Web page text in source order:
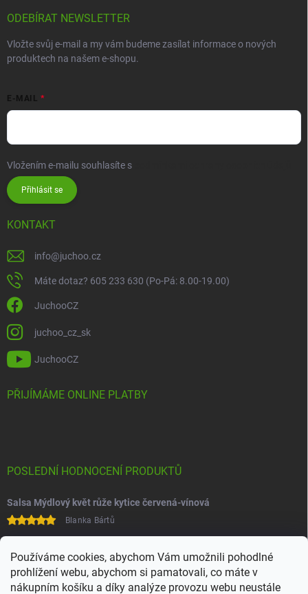
Používáme cookies, abychom Vám umožnili pohodlné
prohlížení webu, abychom si pamatovali, co máte v
nákupním košíku a díky analýze provozu webu neustále
ODEBÍRAT NEWSLETTER
Vložte svůj e-mail a my vám budeme zasílat informace o nových
produktech na našem e-shopu.
E-MAIL
Vložením e-mailu souhlasíte s
Přihlásit se
KONTAKT
info@juchoo.cz
Máte dotaz? 605 233 630 (Po-Pá: 8.00-19.00)
JuchooCZ
juchoo_cz_sk
JuchooCZ
PŘIJÍMÁME ONLINE PLATBY
POSLEDNÍ HODNOCENÍ PRODUKTŮ
Salsa Mýdlový květ růže kytice červená-vínová
Blanka Bártů